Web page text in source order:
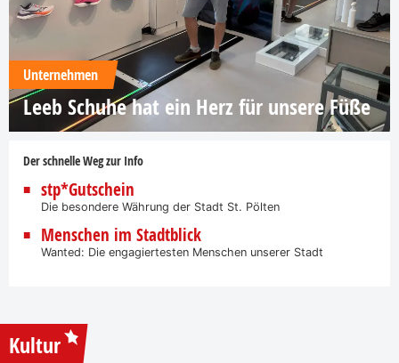
Unternehmen
Leeb Schuhe hat ein Herz für unsere Füße
Der schnelle Weg zur Info
stp*Gutschein
Die besondere Währung der Stadt St. Pölten
Menschen im Stadtblick
Wanted: Die engagiertesten Menschen unserer Stadt
Kultur